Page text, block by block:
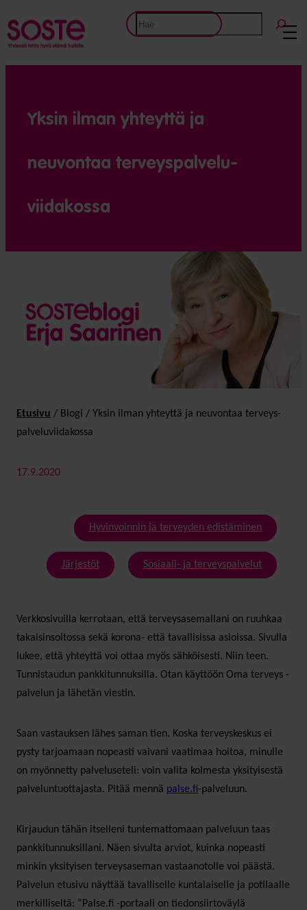
Etsi
Yksin ilman yhteyttä ja
neuvontaa terveys­palvelu­
viidakossa
Etusivu / Blogi / Yksin ilman yhteyttä ja neuvontaa terveys­
palvelu­viidakossa
17.9.2020
Hyvinvoinnin ja terveyden edistäminen
Järjestöt Sosiaali- ja terveyspalvelut
Verkkosivuilla kerrotaan, että terveysasemallani on ruuhkaa
takaisinsoitossa sekä korona- että tavallisissa asioissa. Sivulla
lukee, että yhteyttä voi ottaa myös sähköisesti. Niin teen.
Tunnistaudun pankkitunnuksilla. Otan käyttöön Oma terveys -
palvelun ja lähetän viestin.
Saan vastauksen lähes saman tien. Koska terveyskeskus ei
pysty tarjoamaan nopeasti vaivani vaatimaa hoitoa, minulle
on myönnetty palveluseteli: voin valita kolmesta yksityisestä
palveluntuottajasta. Pitää mennä palse.fi-palveluun.
Kirjaudun tähän itselleni tuntemattomaan palveluun taas
pankkitunnuksillani. Näen sivulta arviot, kuinka nopeasti
minkin yksityisen terveysaseman vastaanotolle voi päästä.
Palvelun etusivu näyttää tavalliselle kuntalaiselle ja potilaalle
merkilliseltä: ”Palse.fi -portaali on tiedonsiirtoväylä